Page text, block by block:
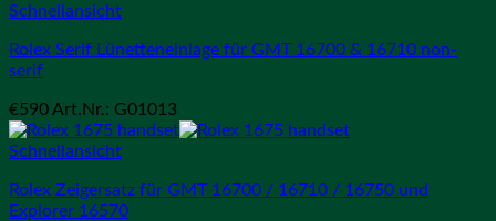
Schnellansicht
Rolex Serif Lünetteneinlage für GMT 16700 & 16710 non-
serif
€590 Art.Nr.: G01013
Schnellansicht
Rolex Zeigersatz für GMT 16700 / 16710 / 16750 und
Explorer 16570